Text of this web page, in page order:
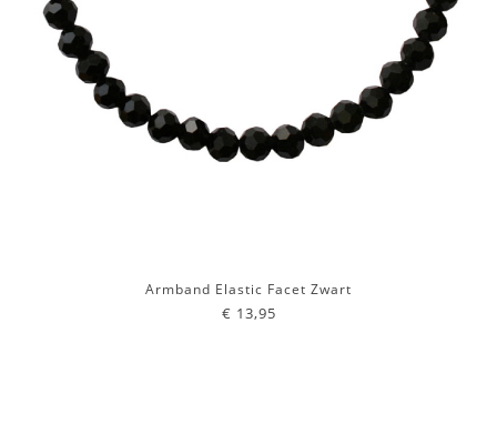
Armband Elastic Facet Zwart
€ 13,95